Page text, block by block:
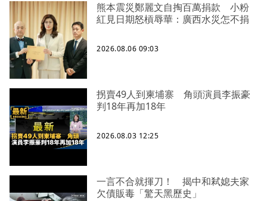
熊本震災鄭麗文自掏百萬捐款 小粉
紅見日期怒槓辱華：廣西水災怎不捐
2026.08.06 09:03
拐賣49人到柬埔寨 角頭演員李振豪
判18年再加18年
2026.08.03 12:25
一言不合就揮刀！ 揭中和弒媳夫家
欠債販毒「驚天黑歷史」